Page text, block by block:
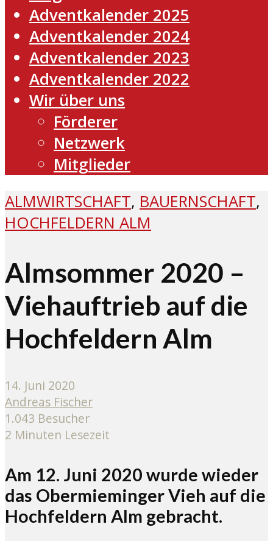
Adventkalender 2025
Adventkalender 2024
Adventkalender 2023
Adventkalender 2022
Wir über uns
Förderer
Netzwerk
Mitglieder
ALMWIRTSCHAFT, BAUERNSCHAFT,
HOCHFELDERN ALM
Almsommer 2020 –
Viehauftrieb auf die
Hochfeldern Alm
14. Juni 2020
Andreas Fischer
1.043 Besucher
2 Minuten Lesezeit
Am 12. Juni 2020 wurde wieder
das Obermieminger Vieh auf die
Hochfeldern Alm gebracht.